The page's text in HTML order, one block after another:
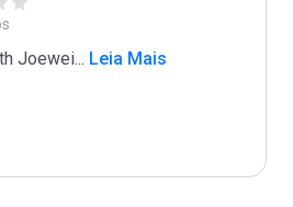
Joewei... Leia Mais